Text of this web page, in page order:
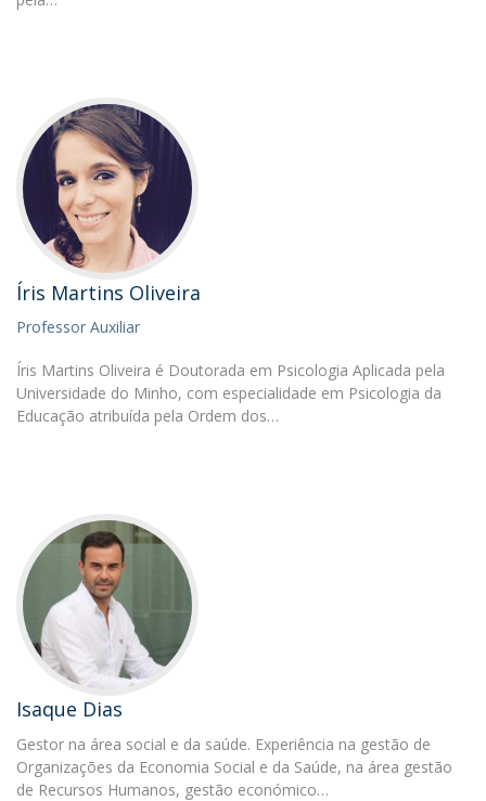
Íris Martins Oliveira
Professor Auxiliar
Íris Martins Oliveira é Doutorada em Psicologia Aplicada pela
Universidade do Minho, com especialidade em Psicologia da
Educação atribuída pela Ordem dos…
Isaque Dias
Gestor na área social e da saúde. Experiência na gestão de
Organizações da Economia Social e da Saúde, na área gestão
de Recursos Humanos, gestão económico…